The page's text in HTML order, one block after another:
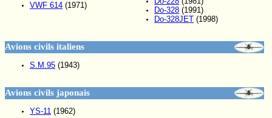
VWF 614 (1971)
Do-328 (1991)
Do-328JET (1998)
Avions civils italiens
S.M.95 (1943)
Avions civils japonais
YS-11 (1962)